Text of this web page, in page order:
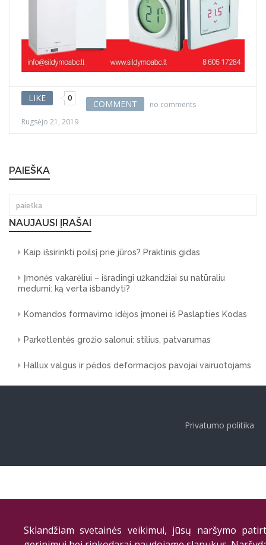
Sklandžiam svetainės veikimui, jūsų naršymo
LIKE 0 COMMENT
no comments
Rugsėjo 21, 2019
PAIEŠKA
NAUJAUSI ĮRAŠAI
Kaip išsirinkti poilsį prie jūros? Praktinis gidas
Įmonės vakarėliui – išradingi užkandžiai su natūraliu
medumi: ką verta išbandyti?
Komandos formavimo idėjos įmonei iš Paslapties Kodas
Parketlentės grožio salonui: stilius, patvarumas
Hallux valgus ir pėdos deformacijos pavojai vairuotojams
Privatumo politika